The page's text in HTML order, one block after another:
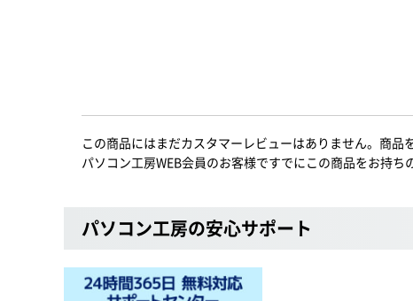
この商品にはまだカスタマーレビューはありません。商
パソコン工房WEB会員のお客様ですでにこの商品をお持ち
パソコン工房の安心サポート